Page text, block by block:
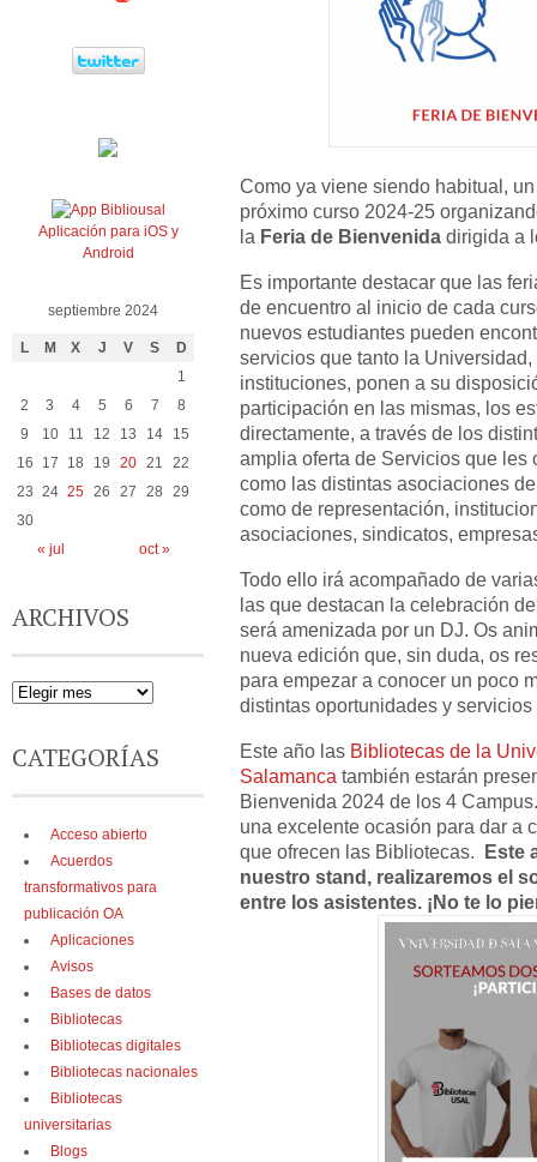
Como ya viene siendo habitual,
próximo curso 2024-25
la Feria de Bienvenida dirigida a
Es importante destacar que las
de encuentro al inicio de cada
nuevos estudiantes pueden
servicios que tanto la
instituciones, ponen a su
participación en las mismas, los
directamente, a través de los
amplia oferta de Servicios que les
como las distintas asociaciones
como de representación,
asociaciones, sindicatos,
Todo ello irá acompañado de
las que destacan la celebración
será amenizada por un DJ. Os
nueva edición que, sin duda, os
para empezar a conocer un poco
distintas oportunidades y
Este año las Bibliotecas de la
Salamanca también estarán
Bienvenida 2024 de los 4
una excelente ocasión para dar a
que ofrecen las Bibliotecas. Este
nuestro stand, realizaremos el
entre los asistentes. ¡No te lo
Aplicación para iOS y
Android
septiembre 2024
L M X J V S D
« jul oct »
1
2
3 4 5 6 7
8
9
10 11 12 13 14
15
16
17 18 19 20 21
22
23 24 25 26 27 28
29
30
ARCHIVOS
CATEGORÍAS
Acceso abierto
Acuerdos
transformativos para
publicación OA
Aplicaciones
Avisos
Bases de datos
Bibliotecas
Bibliotecas digitales
Bibliotecas nacionales
Bibliotecas
universitarias
Blogs